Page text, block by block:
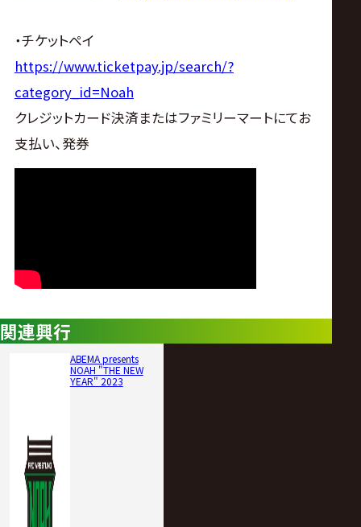
・チケットペイ
https://www.ticketpay.jp/search/?
category_id=Noah
クレジットカード決済またはファミリーマートにてお
支払い、発券
関連興行
ABEMA presents
NOAH "THE NEW
YEAR" 2023